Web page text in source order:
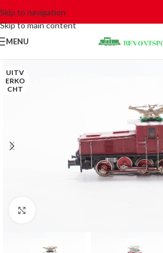
Skip to navigation
Skip to main content
MENU
UITV
ERKO
CHT